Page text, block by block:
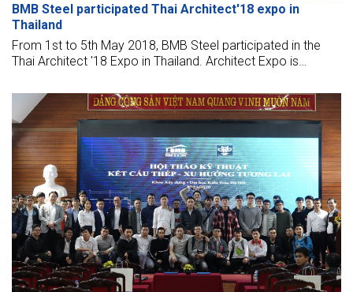
BMB Steel participated Thai Architect'18 expo in
Thailand
From 1st to 5th May 2018, BMB Steel participated in the
Thai Architect '18 Expo in Thailand. Architect Expo is
technologies.